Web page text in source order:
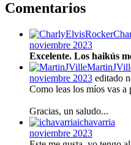
Comentarios
noviembre 2023
Excelente. Los haikús
noviembre 2023 editado
Como leas los míos vas a
Gracias, un saludo...
ichavarria
noviembre 2023